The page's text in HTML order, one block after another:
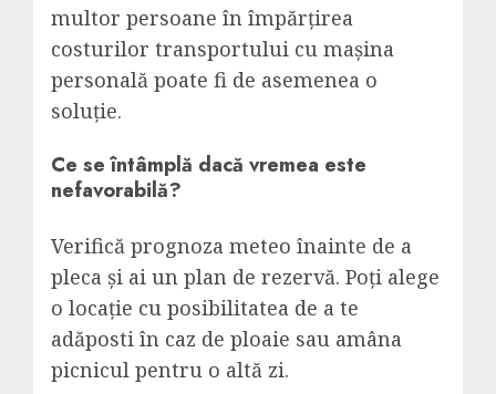
multor persoane în împărțirea
costurilor transportului cu mașina
personală poate fi de asemenea o
soluție.
Ce se întâmplă dacă vremea este
nefavorabilă?
Verifică prognoza meteo înainte de a
pleca și ai un plan de rezervă. Poți alege
o locație cu posibilitatea de a te
adăposti în caz de ploaie sau amâna
picnicul pentru o altă zi.